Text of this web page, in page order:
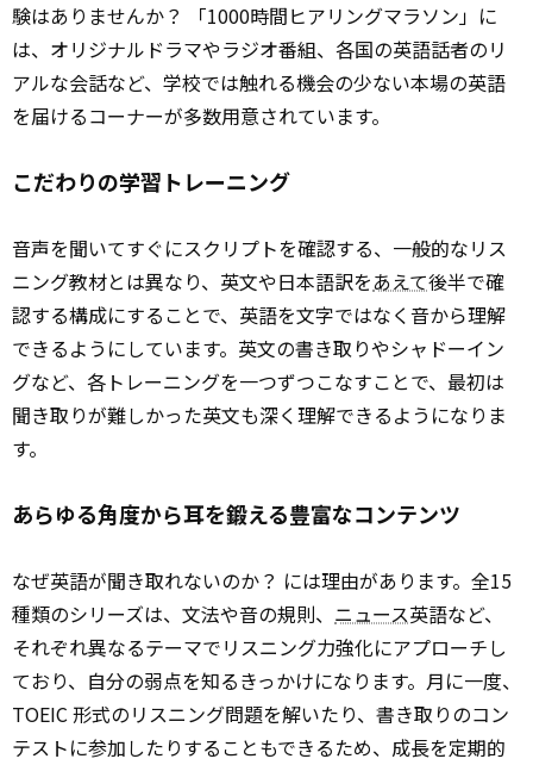
験はありませんか？ 「1000時間ヒアリングマラソン」に
は、オリジナルドラマやラジオ番組、各国の英語話者のリ
アルな会話など、学校では触れる機会の少ない本場の英語
を届けるコーナーが多数用意されています。
こだわりの学習トレーニング
音声を聞いてすぐにスクリプトを確認する、一般的なリス
ニング教材とは異なり、英文や日本語訳をあえて後半で確
認する構成にすることで、英語を文字ではなく音から理解
できるようにしています。英文の書き取りやシャドーイン
グなど、各トレーニングを一つずつこなすことで、最初は
聞き取りが難しかった英文も深く理解できるようになりま
す。
あらゆる角度から耳を鍛える豊富なコンテンツ
なぜ英語が聞き取れないのか？ には理由があります。全15
種類のシリーズは、文法や音の規則、 ニュース英語など、
それぞれ異なるテーマでリスニング力強化にアプローチし
ており、自分の弱点を知るきっかけになります。月に一度、
TOEIC 形式のリスニング問題を解いたり、書き取りのコン
テストに参加したりすることもできるため、成長を定期的